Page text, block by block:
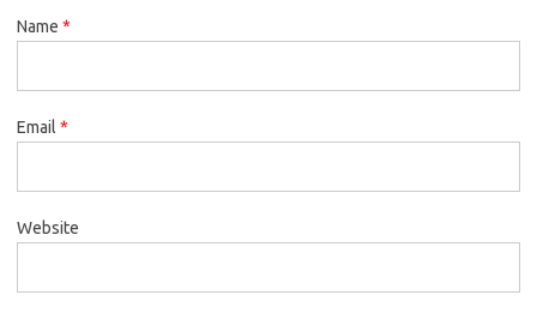
Name *
Email *
Website